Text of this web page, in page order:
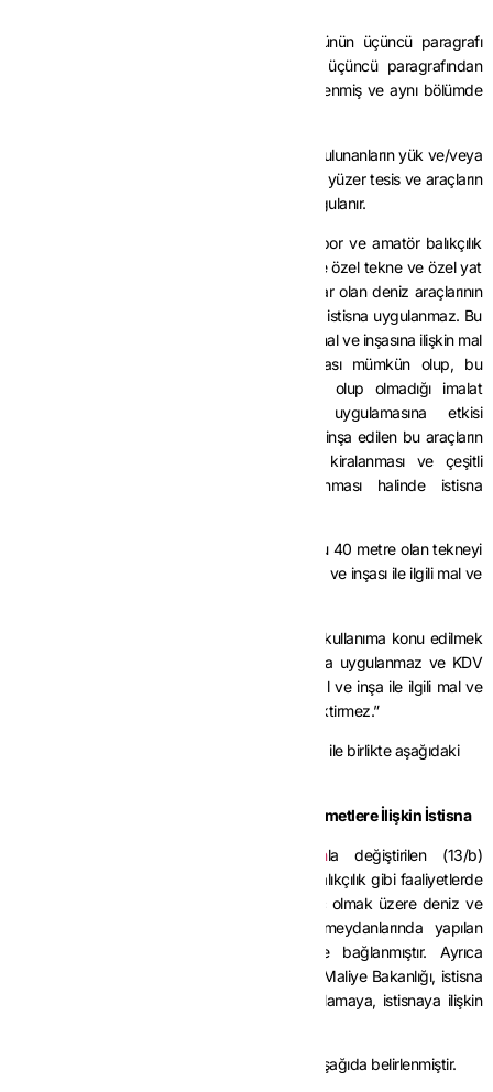
Aynı Tebliğin (II/B-1.3.3.) bölümünün üçüncü paragrafı
yürürlükten kaldırılmış, aynı bölüme mevcut üçüncü paragrafından
sonra gelmek üzere aşağıdaki paragraflar eklenmiş ve aynı bölümde
“Söz konusu istisna, imal ve inşa faaliyetinde bulunanların yük ve/veya
yolcu taşımaya elverişli deniz taşıma araçları ile yüzer tesis ve araçların
imal ve inşası ile ilgili mal ve hizmet alımında uygulanır.
Yük taşıma amaçlı olmayan, gezi, eğlence, spor ve amatör balıkçılık
gibi faaliyetlerde kullanılan, ilgili mevzuata göre özel tekne ve özel yat
kapsamında ve gövde boyu 24 metreye kadar olan deniz araçlarının
imal ve inşası ile ilgili mal ve hizmet alımlarında istisna uygulanmaz. Bu
araçlardan gövde boyu 24 metreyi aşanların imal ve inşasına ilişkin mal
ve hizmet alımlarında ise istisna uygulanması mümkün olup, bu
araçların ticari veya özel kullanıma yönelik olup olmadığı imalat
aşamasında belli olmadığından istisna uygulamasına etkisi
bulunmamaktadır. İstisna kapsamında imal ve inşa edilen bu araçların
tesliminde, alıcının faaliyetinin bu araçların kiralanması ve çeşitli
şekillerde işletilmesi olması şartının sağlanması halinde istisna
Gemi inşa izin belgesinde gövde boyu 40 metre olan tekneyi
inşa eden tersane işletmesinin bu teknenin imal ve inşası ile ilgili mal ve
İstisna kapsamında inşa edilen teknenin, özel kullanıma konu edilmek
üzere satılması halinde bu teslime ilişkin istisna uygulanmaz ve KDV
hesaplanır. Bu teslimin vergiye tabi olması, imal ve inşa ile ilgili mal ve
hizmet alımlarının da vergiye tabi olmasını gerektirmez.”
Aynı Tebliğin (II/B-2.) bölümü başlığı ile birlikte aşağıdaki
2. Liman ve Hava Meydanlarında Yapılan Hizmetlere İlişkin İstisna
7524 sayılı Kanunla değiştirilen (13/b)
maddesinde, gezi, eğlence, spor ve amatör balıkçılık gibi faaliyetlerde
kullanılan araçlar ile özel tekne ve yatlar hariç olmak üzere deniz ve
hava taşıma araçları için liman ve hava meydanlarında yapılan
hizmetlerin KDV’den istisna olduğu hükme bağlanmıştır. Ayrıca
Kanunun 13 üncü maddesine göre Hazine ve Maliye Bakanlığı, istisna
kapsamına girecek teslim ve hizmetleri tanımlamaya, istisnaya ilişkin
Bu istisna uygulamasına ilişkin usul ve esaslar aşağıda belirlenmiştir.